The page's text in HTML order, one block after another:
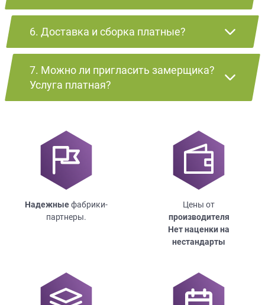
6. Доставка и сборка платные?
7. Можно ли пригласить замерщика?
Услуга платная?
Надежныефабрики-
партнеры.
Цены от
производителя
Нет наценки на
нестандарты